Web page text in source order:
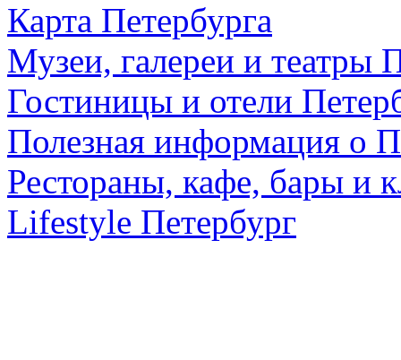
Карта Петербурга
Музеи, галереи и театры
Гостиницы и отели
Полезная информация о
Рестораны, кафе, бары и
Lifestyle Петербург